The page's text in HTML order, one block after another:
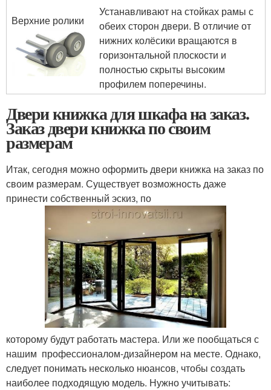
Верхние ролики
Устанавливают на стойках рамы с
обеих сторон двери. В отличие от
нижних колёсики вращаются в
горизонтальной плоскости и
полностью скрыты высоким
профилем поперечины.
Двери книжка для шкафа на заказ.
Заказ двери книжка по своим
размерам
Итак, сегодня можно оформить двери книжка на заказ по
своим размерам. Существует возможность даже
принести собственный эскиз, по
которому будут работать мастера. Или же пообщаться с
нашим профессионалом-дизайнером на месте. Однако,
следует понимать несколько нюансов, чтобы создать
наиболее подходящую модель. Нужно учитывать: